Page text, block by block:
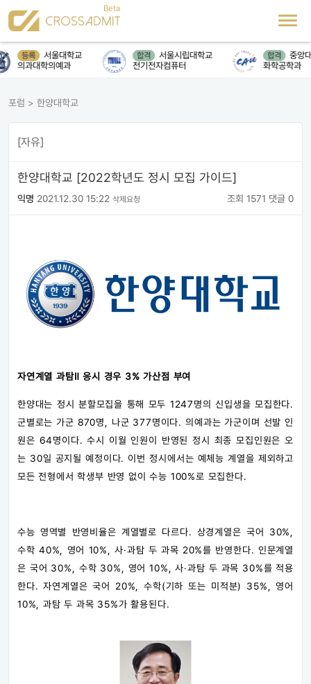
등록
서울대학교
의과대학의예과
합격
서울시립대학교
전기전자컴퓨터
합격
중앙
화학공학과
포럼 > 한양대학교
[자유]
한양대학교 [2022학년도 정시 모집 가이드]
익명 2021.12.30 15:22 삭제요청 조회 1571 댓글 0
자연계열 과탐Ⅱ 응시 경우 3% 가산점 부여
한양대는 정시 분할모집을 통해 모두 1247명의 신입생을 모집한다.
군별로는 가군 870명, 나군 377명이다. 의예과는 가군이며 선발 인
원은 64명이다. 수시 이월 인원이 반영된 정시 최종 모집인원은 오
는 30일 공지될 예정이다. 이번 정시에서는 예체능 계열을 제외하고
모든 전형에서 학생부 반영 없이 수능 100%로 모집한다.
수능 영역별 반영비율은 계열별로 다르다. 상경계열은 국어 30%,
수학 40%, 영어 10%, 사·과탐 두 과목 20%를 반영한다. 인문계열
은 국어 30%, 수학 30%, 영어 10%, 사·과탐 두 과목 30%를 적용
한다. 자연계열은 국어 20%, 수학(기하 또는 미적분) 35%, 영어
10%, 과탐 두 과목 35%가 활용된다.